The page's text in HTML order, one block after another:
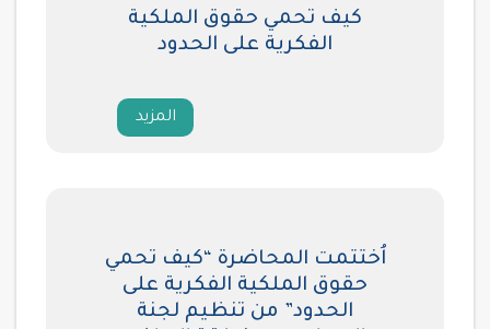
كيف تحمي حقوق الملكية
الفكرية على الحدود
المزيد
اُختتمت المحاضرة “كيف تحمي
حقوق الملكية الفكرية على
الحدود” من تنظيم لجنة